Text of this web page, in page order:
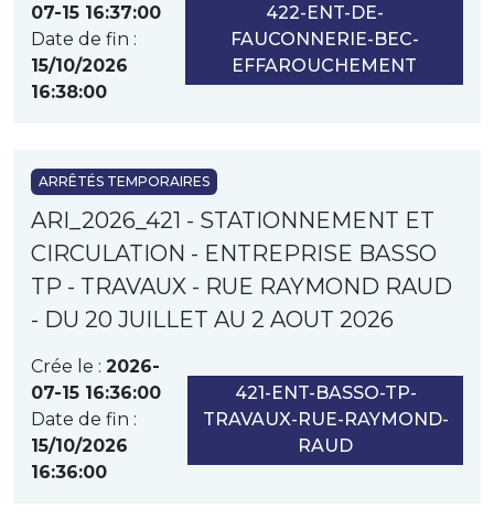
07-15 16:37:00
Date de fin :
15/10/2026
16:38:00
422-ENT-DE-
FAUCONNERIE-BEC-
EFFAROUCHEMENT
ARRÊTÉS TEMPORAIRES
ARI_2026_421 - STATIONNEMENT ET
CIRCULATION - ENTREPRISE BASSO
TP - TRAVAUX - RUE RAYMOND RAUD
- DU 20 JUILLET AU 2 AOUT 2026
Crée le : 2026-
07-15 16:36:00
Date de fin :
15/10/2026
16:36:00
421-ENT-BASSO-TP-
TRAVAUX-RUE-RAYMOND-
RAUD